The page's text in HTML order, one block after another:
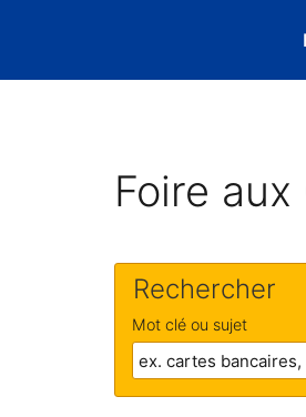
Foire
Rechercher
Mot clé ou sujet